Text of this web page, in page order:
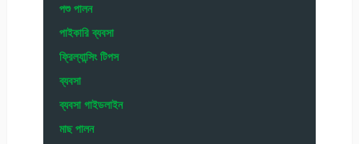
পশু পালন
পাইকারি ব্যবসা
ফ্রিল্যান্সিং টিপস
ব্যবসা
ব্যবসা গাইডলাইন
মাছ পালন